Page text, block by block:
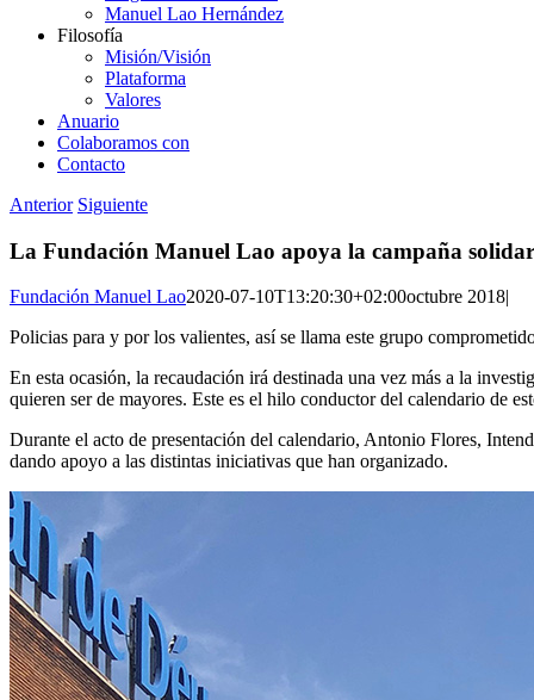
Manuel Lao Hernández
Filosofía
Misión/Visión
Plataforma
Valores
Anuario
Colaboramos con
Contacto
Anterior Siguiente
La Fundación Manuel Lao apoya la campaña
Fundación Manuel Lao2020-07-10T13:20:30+02:00octubre 2018|
Policias para y por los valientes, así se llama este grupo
En esta ocasión, la recaudación irá destinada una vez más a la
quieren ser de mayores. Este es el hilo conductor del calendario de
Durante el acto de presentación del calendario, Antonio Flores,
dando apoyo a las distintas iniciativas que han organizado.